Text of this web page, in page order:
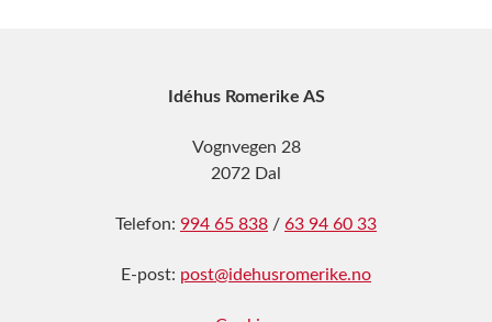
Idéhus Romerike AS
Vognvegen 28
2072 Dal
Telefon: 994 65 838 / 63 94 60 33
E-post: post@idehusromerike.no